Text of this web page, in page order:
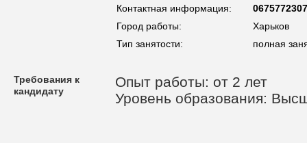
Контактная информация:
0675772307
Город работы:
Харьков
Тип занятости:
полная
Требования к
кандидату
Опыт работы: от 2 лет
Уровень образования: